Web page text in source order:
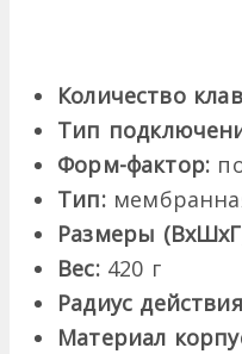
Количество
Тип
Форм-фактор:
Тип:
Размеры
Вес: 420 г
Радиус
Материал